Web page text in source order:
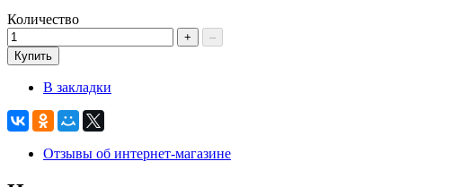
Количество
+
–
Купить
В закладки
Отзывы об интернет-магазине